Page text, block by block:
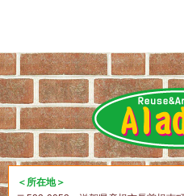
＜所在地＞